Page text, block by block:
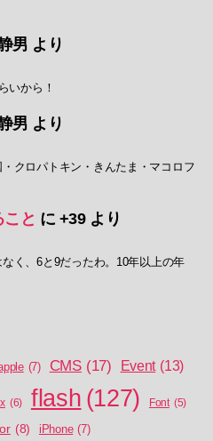
男 より
いから！
男 より
クロパトキン・きんたま・マコロフ
と に +39より
く、6と9だったわ。10年以上の年
(7) CMS (17) Event (13)
(6) flash (127) Font (5)
(8) iPhone (7)